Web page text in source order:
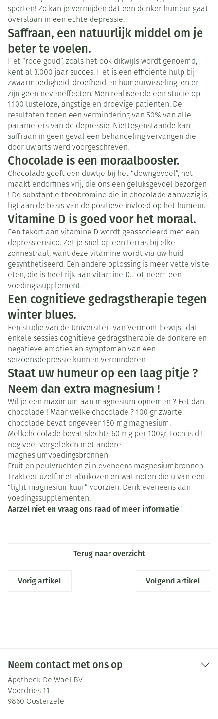
sporten! Zo kan je vermijden dat een donker humeur gaat
overslaan in een echte depressie.
Saffraan, een natuurlijk middel om je
beter te voelen.
Het “rode goud”, zoals het ook dikwijls wordt genoemd,
kent al 3.000 jaar succes. Het is een efficiënte hulp bij
zwaarmoedigheid, droefheid en humeurwisseling, en er
zijn geen neveneffecten. Men realiseerde een studie op
1.100 lusteloze, angstige en droevige patiënten. De
resultaten tonen een vermindering van 50% van alle
parameters van de depressie. Niettegenstaande kan
saffraan in geen geval een behandeling vervangen die
door uw arts werd voorgeschreven.
Chocolade is een moraalbooster.
Chocolade geeft een duwtje bij het “downgevoel”, het
maakt endorfines vrij, die ons een geluksgevoel bezorgen
! De substantie theobromine die in chocolade aanwezig is,
ligt aan de basis van de positieve invloed op het humeur.
Vitamine D is goed voor het moraal.
Een tekort aan vitamine D wordt geassocieerd met een
depressierisico. Zet je snel op een terras bij elke
zonnestraal, want deze vitamine wordt via uw huid
gesynthetiseerd. Een andere oplossing is meer vette vis te
eten, die is heel rijk aan vitamine D… of, neem een
voedingssupplement.
Een cognitieve gedragstherapie tegen
winter blues.
Een studie van de Universiteit van Vermont bewijst dat
enkele sessies cognitieve gedragstherapie de donkere en
negatieve emoties en symptomen van een
seizoensdepressie kunnen verminderen.
Staat uw humeur op een laag pitje ?
Neem dan extra magnesium !
Wil je een maximum aan magnesium opnemen ? Eet dan
chocolade ! Maar welke chocolade ? 100 gr zwarte
chocolade bevat ongeveer 150 mg magnesium.
Melkchocolade bevat slechts 60 mg per 100gr, toch is dit
nog veel vergeleken met andere
magnesiumvoedingsbronnen.
Fruit en peulvruchten zijn eveneens magnesiumbronnen.
Trakteer uzelf met abrikozen en wat noten die u van een
“light-magnesiumkuur” voorzien. Denk eveneens aan
voedingssupplementen.
Aarzel niet en vraag ons raad of meer informatie !
Terug naar overzicht
Vorig artikel Volgend artikel
Neem contact met ons op
Apotheek De Wael BV
Voordries 11
9860 Oosterzele